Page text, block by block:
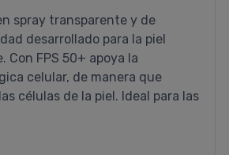
spray transparente y de
desarrollado para la piel
Con FPS 50+ apoya la
celular, de manera que
células de la piel. Ideal para las